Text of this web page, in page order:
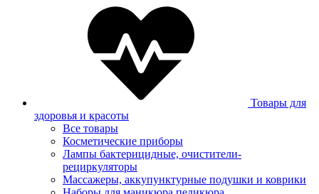
Товары для
здоровья и красоты
Все товары
Косметические приборы
Лампы бактерицидные, очистители-
рециркуляторы
Массажеры, аккупунктурные подушки и коврики